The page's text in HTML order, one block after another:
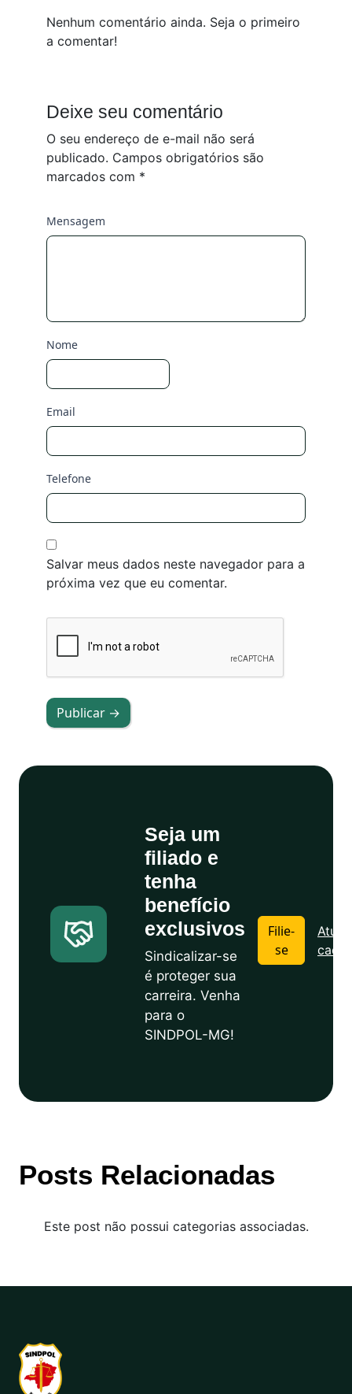
Nenhum comentário ainda. Seja o primeiro
a comentar!
Deixe seu comentário
O seu endereço de e-mail não será
publicado. Campos obrigatórios são
marcados com *
Mensagem
Nome
Email
Telefone
Salvar meus dados neste navegador para a
próxima vez que eu comentar.
Publicar →
Seja um
filiado e
tenha
benefício
exclusivos
Sindicalizar-se
é proteger sua
carreira. Venha
para o
SINDPOL-MG!
Filie-
se
Posts Relacionadas
Este post não possui categorias associadas.